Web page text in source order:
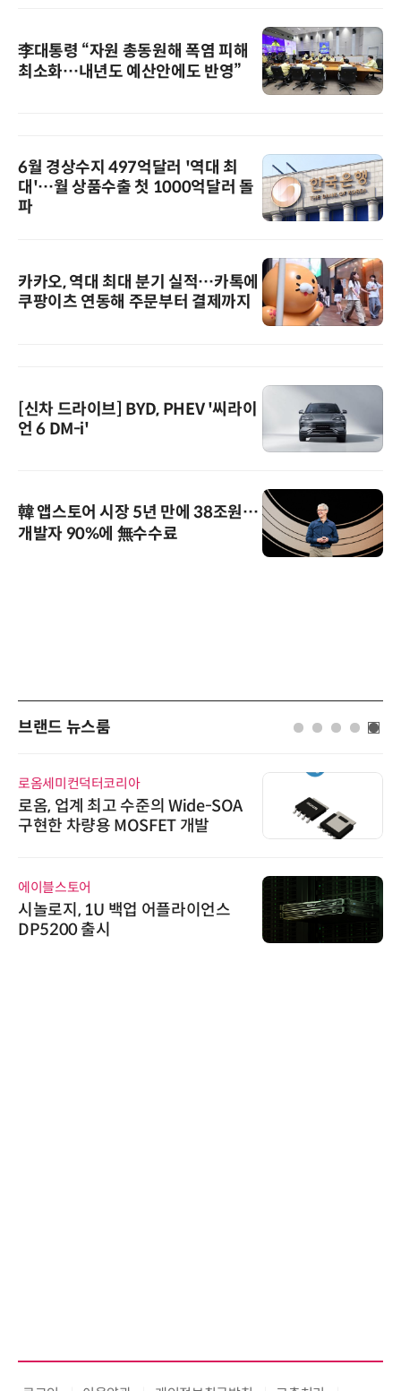
李대통령 “자원 총동원해 폭염 피해
최소화…내년도 예산안에도 반영”
6월 경상수지 497억달러 '역대 최
대'…월 상품수출 첫 1000억달러 돌
파
카카오, 역대 최대 분기 실적…카톡에
쿠팡이츠 연동해 주문부터 결제까지
[신차 드라이브] BYD, PHEV '씨라이
언 6 DM-i'
韓 앱스토어 시장 5년 만에 38조원…
개발자 90%에 無수수료
브랜드 뉴스룸
로옴세미컨덕터코리아
로옴, 업계 최고 수준의 Wide-SOA
구현한 차량용 MOSFET 개발
에이블스토어
시놀로지, 1U 백업 어플라이언스
DP5200 출시